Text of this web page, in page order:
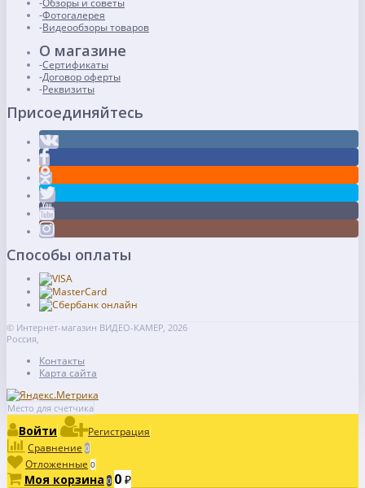
Обзоры и советы
Фотогалерея
Видеообзоры товаров
О магазине
Сертификаты
Договор оферты
Реквизиты
Присоединяйтесь
Способы оплаты
© Интернет-магазин ВИДЕО-КАМЕР, 2026
Россия,
Контакты
Карта сайта
Место для счетчика
Войти
Регистрация
Сравнение 0
Отложенные 0
Моя корзина 0 0 ₽